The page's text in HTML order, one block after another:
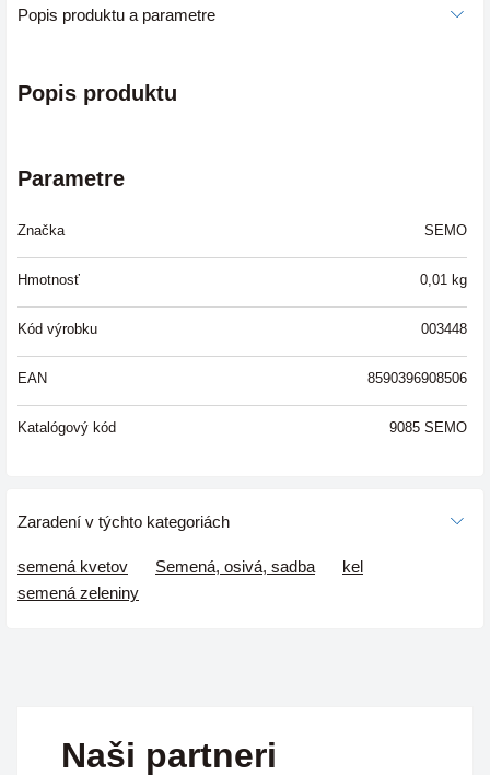
Popis produktu a parametre
Popis produktu
Parametre
Značka SEMO
Hmotnosť 0,01 kg
Kód výrobku 003448
EAN 8590396908506
Katalógový kód 9085 SEMO
Zaradení v týchto kategoriách
semená kvetov Semená, osivá, sadba
kel
semená zeleniny
Naši partneri